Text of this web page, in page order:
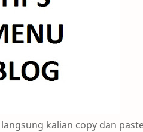
kalian copy dan